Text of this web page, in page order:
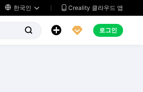
 한국인   Creality 클라우드 앱
   로그인